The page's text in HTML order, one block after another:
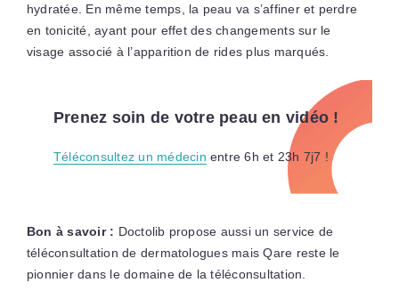
hydratée. En même temps, la peau va s’affiner et perdre
en tonicité, ayant pour effet des changements sur le
visage associé à l’apparition de rides plus marqués.
Prenez soin de votre peau en vidéo !
Téléconsultez un médecin entre 6h et 23h 7j7 !
Bon à savoir : Doctolib propose aussi un service de
téléconsultation de dermatologues mais Qare reste le
pionnier dans le domaine de la téléconsultation.